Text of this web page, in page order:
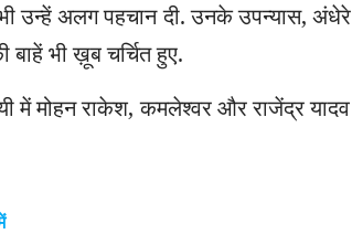
उन्हें अलग पहचान दी. उनके उपन्यास,
भी ख़ूब चर्चित हुए.
में मोहन राकेश, कमलेश्वर और राजेंद्र